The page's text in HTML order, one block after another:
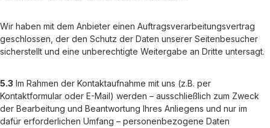
Wir haben mit dem Anbieter einen Auftragsverarbeitungsvertrag
geschlossen, der den Schutz der Daten unserer Seitenbesucher
sicherstellt und eine unberechtigte Weitergabe an Dritte untersagt.
5.3 Im Rahmen der Kontaktaufnahme mit uns (z.B. per
Kontaktformular oder E-Mail) werden – ausschließlich zum Zweck
der Bearbeitung und Beantwortung Ihres Anliegens und nur im
dafür erforderlichen Umfang – personenbezogene Daten